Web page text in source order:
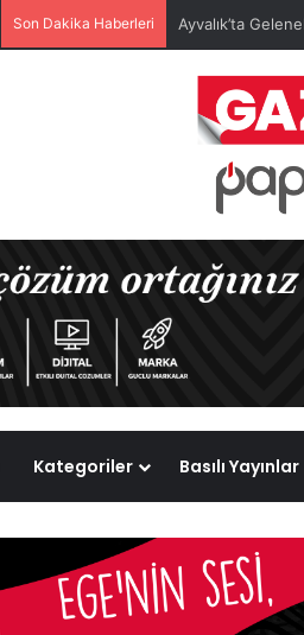
Son Dakika Haberleri
Kategoriler Basılı Yayınlar